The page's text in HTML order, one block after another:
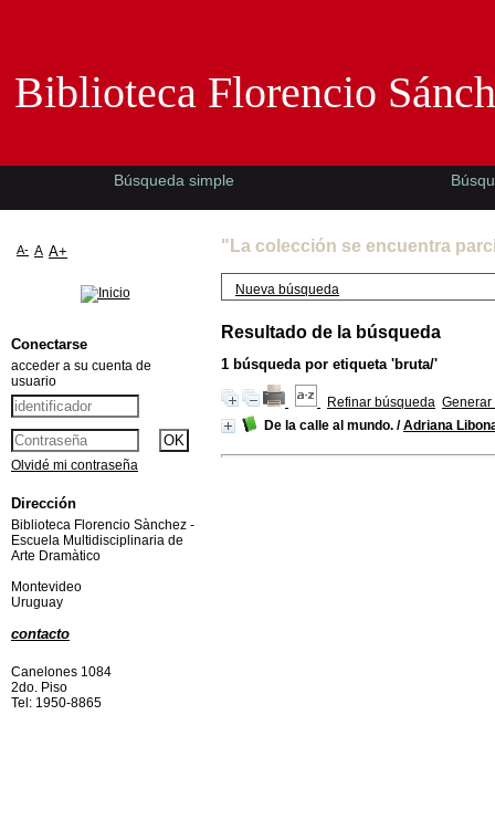
"La colección se encuentra
Nueva búsqueda
Resultado de la búsqueda
1 búsqueda por etiqueta 'bruta/'
Refinar búsqueda Generar
De la calle al mundo. /Adriana
Biblioteca Florencio
Búsqueda simple
A- A A+
Conectarse
acceder a su cuenta de
usuario
Olvidé mi contraseña
Dirección
Biblioteca Florencio Sànchez -
Escuela Multidisciplinaria de
Arte Dramàtico
Montevideo
Uruguay
contacto
Canelones 1084
2do. Piso
Tel: 1950-8865